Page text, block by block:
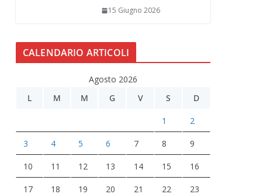
15 Giugno 2026
CALENDARIO ARTICOLI
Agosto 2026
L
M M G V S D
1 2
3 4 5 6 7 8 9
10 11 12 13 14 15 16
17 18 19 20 21 22 23